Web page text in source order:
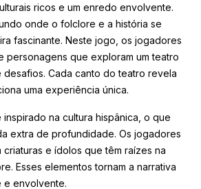
ricos e um enredo envolvente.
onde o folclore e a história se
fascinante. Neste jogo, os jogadores
personagens que exploram um teatro
desafios. Cada canto do teatro revela
uma experiência única.
na cultura hispânica, o que
extra de profundidade. Os jogadores
e ídolos que têm raízes na
Esses elementos tornam a narrativa
e envolvente.